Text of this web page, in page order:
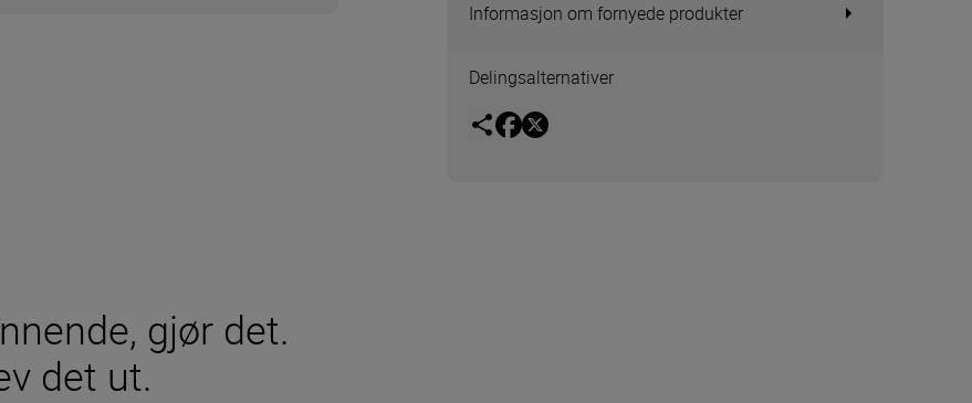
Informasjon om fornyede produkter
Delingsalternativer
gjør det.
det ut.